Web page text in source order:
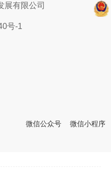
港的朋友来啦！荡口古镇
情小镇喜迎十余对新人甜
号-1
展有限公司
微信公众号 微信小程序